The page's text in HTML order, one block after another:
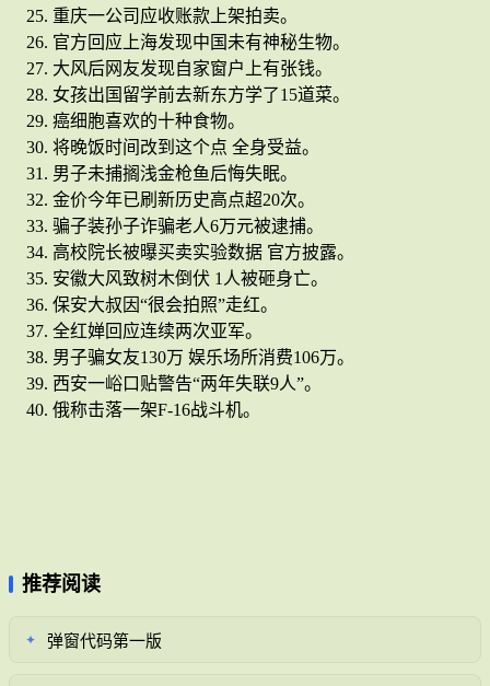
重庆一公司应收账款上架拍卖。
官方回应上海发现中国未有神秘生物。
大风后网友发现自家窗户上有张钱。
女孩出国留学前去新东方学了15道菜。
癌细胞喜欢的十种食物。
将晚饭时间改到这个点 全身受益。
男子未捕搁浅金枪鱼后悔失眠。
金价今年已刷新历史高点超20次。
骗子装孙子诈骗老人6万元被逮捕。
高校院长被曝买卖实验数据 官方披露。
安徽大风致树木倒伏 1人被砸身亡。
保安大叔因“很会拍照”走红。
全红婵回应连续两次亚军。
男子骗女友130万 娱乐场所消费106万。
西安一峪口贴警告“两年失联9人”。
俄称击落一架F-16战斗机。
推荐阅读
✦ 弹窗代码第一版